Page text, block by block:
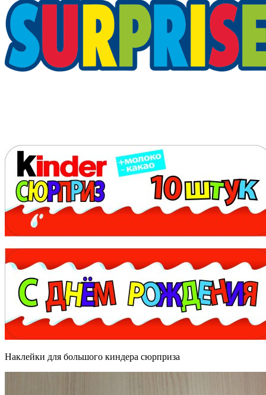
Наклейки для большого киндера сюрприза